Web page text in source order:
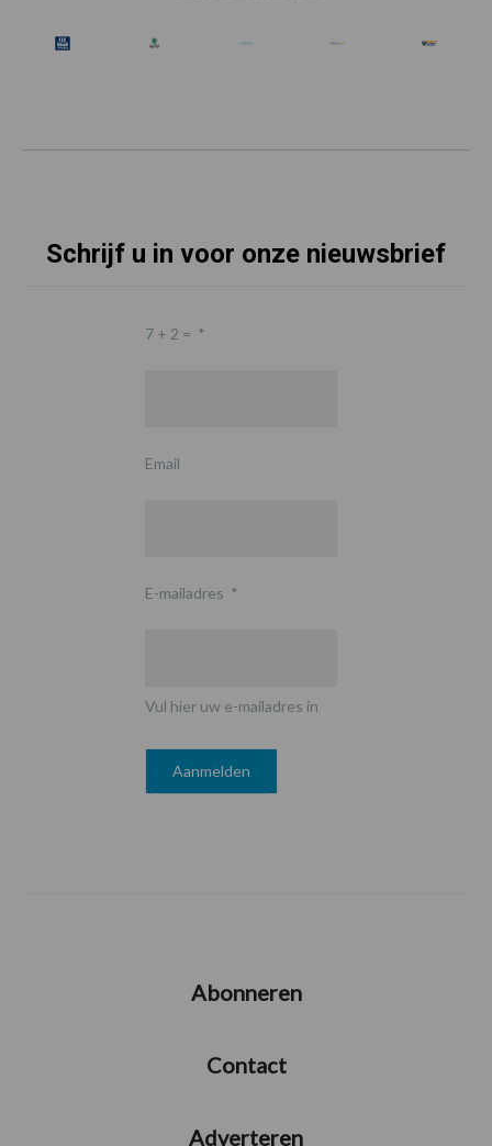
Schrijf u in voor onze nieuwsbrief
7 + 2 = *
Email
E-mailadres *
Vul hier uw e-mailadres in
Abonneren
Contact
Adverteren